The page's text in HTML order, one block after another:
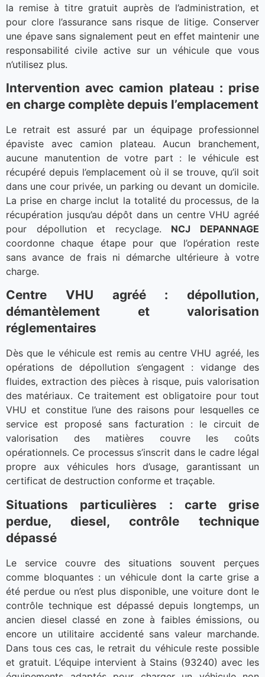
la remise à titre gratuit auprès de l’administration, et
pour clore l’assurance sans risque de litige. Conserver
une épave sans signalement peut en effet maintenir une
responsabilité civile active sur un véhicule que vous
n’utilisez plus.
Intervention avec camion plateau : prise
en charge complète depuis l’emplacement
Le retrait est assuré par un équipage professionnel
épaviste avec camion plateau. Aucun branchement,
aucune manutention de votre part : le véhicule est
récupéré depuis l’emplacement où il se trouve, qu’il soit
dans une cour privée, un parking ou devant un domicile.
La prise en charge inclut la totalité du processus, de la
récupération jusqu’au dépôt dans un centre VHU agréé
pour dépollution et recyclage. NCJ DEPANNAGE
coordonne chaque étape pour que l’opération reste
sans avance de frais ni démarche ultérieure à votre
charge.
Centre VHU agréé : dépollution,
démantèlement et valorisation
réglementaires
Dès que le véhicule est remis au centre VHU agréé, les
opérations de dépollution s’engagent : vidange des
fluides, extraction des pièces à risque, puis valorisation
des matériaux. Ce traitement est obligatoire pour tout
VHU et constitue l’une des raisons pour lesquelles ce
service est proposé sans facturation : le circuit de
valorisation des matières couvre les coûts
opérationnels. Ce processus s’inscrit dans le cadre légal
propre aux véhicules hors d’usage, garantissant un
certificat de destruction conforme et traçable.
Situations particulières : carte grise
perdue, diesel, contrôle technique
dépassé
Le service couvre des situations souvent perçues
comme bloquantes : un véhicule dont la carte grise a
été perdue ou n’est plus disponible, une voiture dont le
contrôle technique est dépassé depuis longtemps, un
ancien diesel classé en zone à faibles émissions, ou
encore un utilitaire accidenté sans valeur marchande.
Dans tous ces cas, le retrait du véhicule reste possible
et gratuit. L’équipe intervient à Stains (93240) avec les